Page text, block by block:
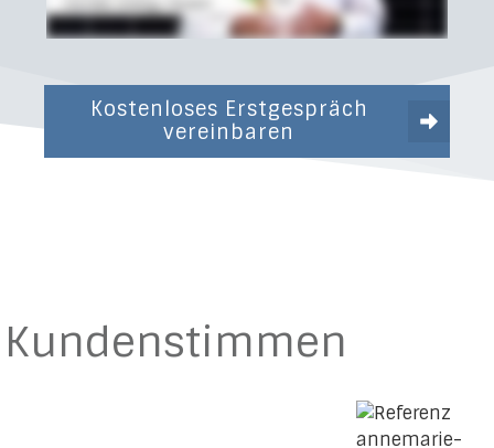
Kostenloses Erstgespräch
vereinbaren
Kundenstimmen